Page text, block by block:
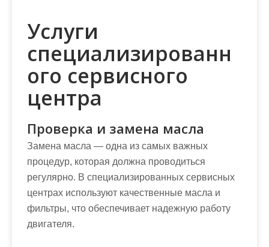
Услуги
специализированн
ого сервисного
центра
Проверка и замена масла
Замена масла — одна из самых важных
процедур, которая должна проводиться
регулярно. В специализированных сервисных
центрах используют качественные масла и
фильтры, что обеспечивает надежную работу
двигателя.